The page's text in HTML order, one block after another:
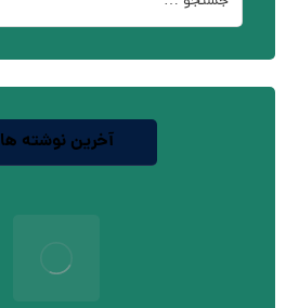
آخرین نوشته ها